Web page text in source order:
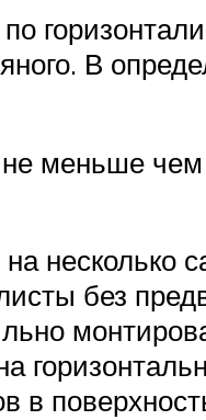
В
меньше
несколько
без
в